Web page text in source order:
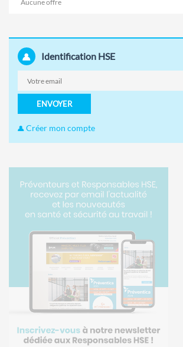
Aucune offre
Identification HSE
ENVOYER
Créer mon compte